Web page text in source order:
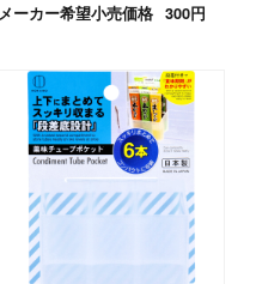
メーカー希望小売価格 300円